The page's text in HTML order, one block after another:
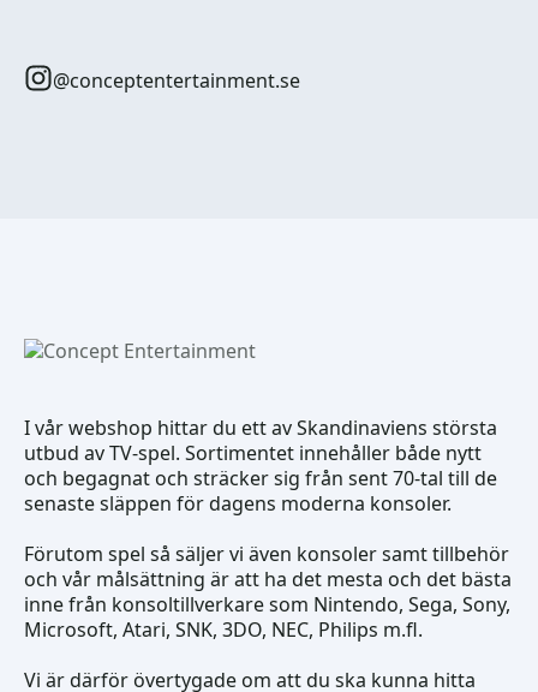
@conceptentertainment.se
I vår webshop hittar du ett av Skandinaviens största
utbud av TV-spel. Sortimentet innehåller både nytt
och begagnat och sträcker sig från sent 70-tal till de
senaste släppen för dagens moderna konsoler.
Förutom spel så säljer vi även konsoler samt tillbehör
och vår målsättning är att ha det mesta och det bästa
inne från konsoltillverkare som Nintendo, Sega, Sony,
Microsoft, Atari, SNK, 3DO, NEC, Philips m.fl.
Vi är därför övertygade om att du ska kunna hitta